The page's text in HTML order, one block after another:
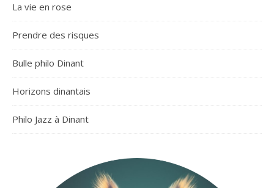
La vie en rose
Prendre des risques
Bulle philo Dinant
Horizons dinantais
Philo Jazz à Dinant